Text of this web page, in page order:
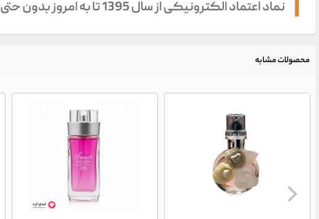
محصولات مشابه